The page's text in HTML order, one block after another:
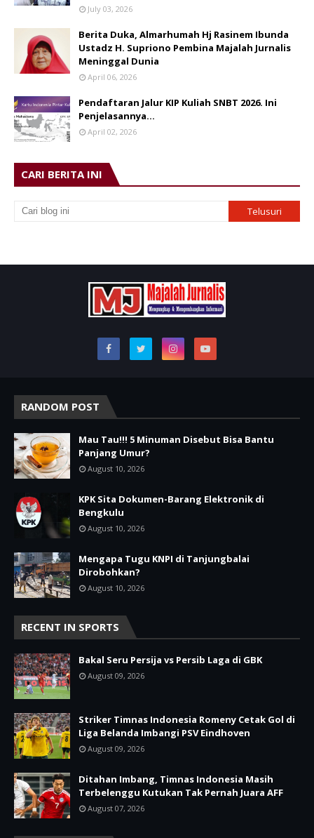
July 03, 2026
Berita Duka, Almarhumah Hj Rasinem Ibunda
Ustadz H. Supriono Pembina Majalah Jurnalis
Meninggal Dunia
April 06, 2026
Pendaftaran Jalur KIP Kuliah SNBT 2026. Ini
Penjelasannya…
April 02, 2026
CARI BERITA INI
RANDOM POST
Mau Tau!!! 5 Minuman Disebut Bisa Bantu
Panjang Umur?
August 10, 2026
KPK Sita Dokumen-Barang Elektronik di
Bengkulu
August 10, 2026
Mengapa Tugu KNPI di Tanjungbalai
Dirobohkan?
August 10, 2026
RECENT IN SPORTS
Bakal Seru Persija vs Persib Laga di GBK
August 09, 2026
Striker Timnas Indonesia Romeny Cetak Gol di
Liga Belanda Imbangi PSV Eindhoven
August 09, 2026
Ditahan Imbang, Timnas Indonesia Masih
Terbelenggu Kutukan Tak Pernah Juara AFF
August 07, 2026